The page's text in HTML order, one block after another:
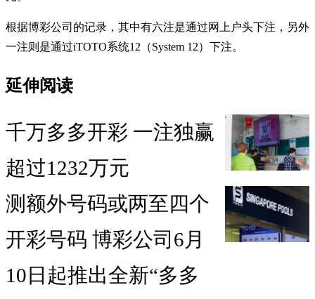
根据博彩公司的记录，其中有六注是通过网上户头下注，另外
一注则是通过iTOTO系统12（System 12）下注。
延伸阅读
千万多多开彩 一注独赢
超过1232万元
测额外号码或两至四个
开彩号码 博彩公司6月
10日起推出全新“多多